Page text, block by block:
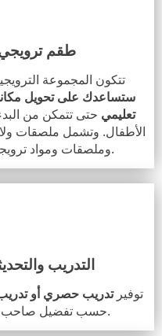
طقم
تتكون المجموعة
ستساعدك على تحويل
تعليمي حتى تتمكن من
الأطفال. وتشمل ملصقات
وملصقات ومواد ترويجية أخرى.
التدريب
توفيرتدريب حصري أو تدريب
حسب تفضيل صاحب المركز.